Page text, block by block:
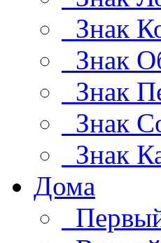
Знак
Знак
Знак
Знак
Знак
Дома